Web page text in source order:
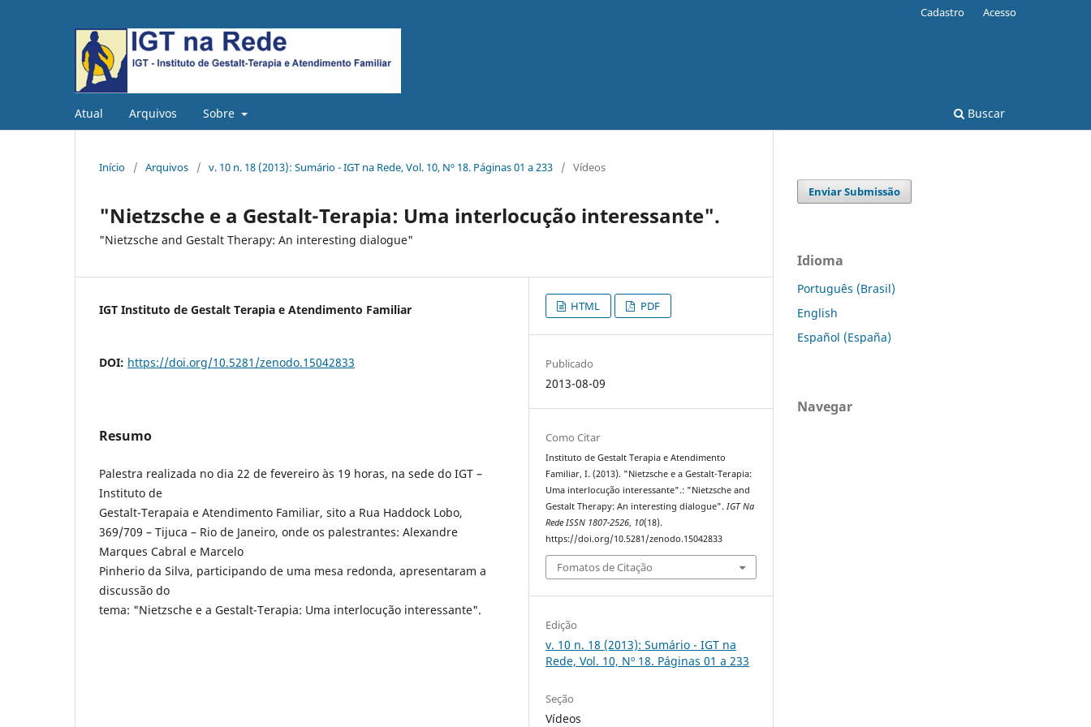
Atual Arquivos Sobre Buscar
Cadastro Acesso
Início / Arquivos / v. 10 n. 18 (2013): Sumário - IGT na Rede, Vol. 10, Nº 18. Páginas 01 a 233 / Vídeos
"Nietzsche e a Gestalt-Terapia: Uma interlocução interessante".
"Nietzsche and Gestalt Therapy: An interesting dialogue"
IGT Instituto de Gestalt Terapia e Atendimento Familiar
DOI: https://doi.org/10.5281/zenodo.15042833
Resumo
Palestra realizada no dia 22 de fevereiro às 19 horas, na sede do IGT –
Instituto de
Gestalt-Terapaia e Atendimento Familiar, sito a Rua Haddock Lobo,
369/709 – Tijuca – Rio de Janeiro, onde os palestrantes: Alexandre
Marques Cabral e Marcelo
Pinherio da Silva, participando de uma mesa redonda, apresentaram a
discussão do
tema: "Nietzsche e a Gestalt-Terapia: Uma interlocução interessante".
HTML PDF
Publicado
2013-08-09
Como Citar
Instituto de Gestalt Terapia e Atendimento
Familiar, I. (2013). "Nietzsche e a Gestalt-Terapia:
Uma interlocução interessante".: "Nietzsche and
Gestalt Therapy: An interesting dialogue".IGT Na
Rede ISSN 1807-2526, 10(18).
https://doi.org/10.5281/zenodo.15042833
Fomatos de Citação
Edição
v. 10 n. 18 (2013): Sumário - IGT na
Rede, Vol. 10, Nº 18. Páginas 01 a 233
Seção
Vídeos
Enviar Submissão
Idioma
Português (Brasil)
English
Español (España)
Navegar